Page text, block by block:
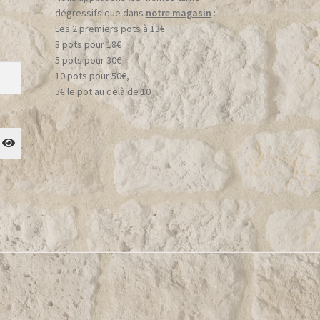
dégressifs que dansnotre magasin:
Les 2 premiers pots à 13€
3 pots pour 18€
5 pots pour 30€
10 pots pour 50€,
5€ le pot au delà de 10